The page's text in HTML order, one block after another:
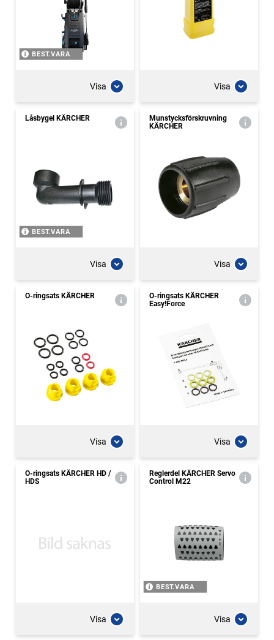
BEST.VARA
Visa Visa
Låsbygel KÄRCHER
BEST.VARA
Visa
Munstycksförskruvning
KÄRCHER
Visa
O-ringsats KÄRCHER
Visa
O-ringsats KÄRCHER
Easy!Force
Visa
O-ringsats KÄRCHER HD /
HDS
Visa
Reglerdel KÄRCHER Servo
Control M22
BEST.VARA
Visa